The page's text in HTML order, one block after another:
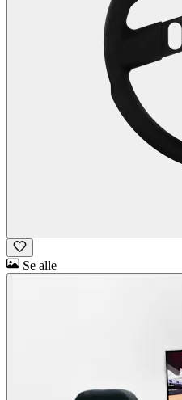
Se alle